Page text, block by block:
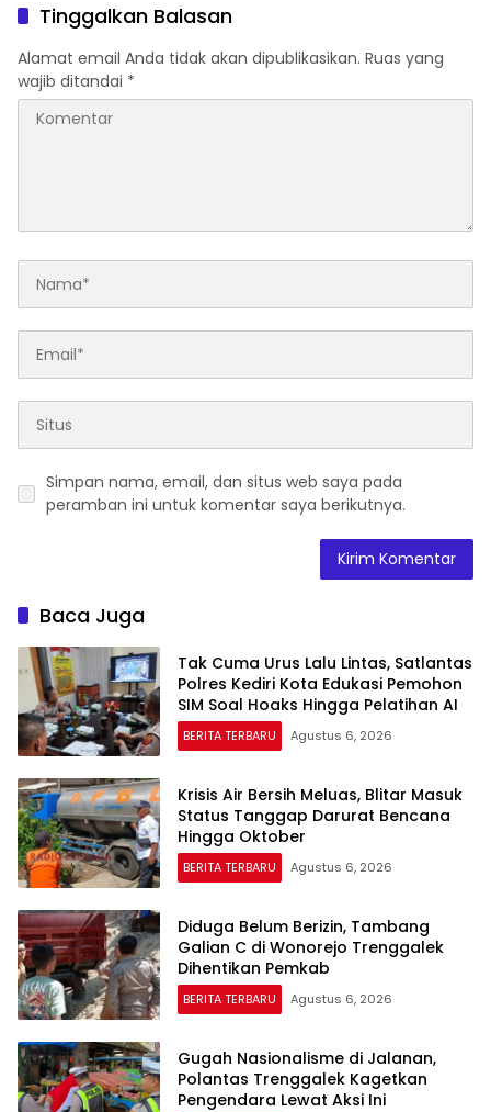
Tinggalkan Balasan
Alamat email Anda tidak akan dipublikasikan. Ruas yang
wajib ditandai *
Simpan nama, email, dan situs web saya pada
peramban ini untuk komentar saya berikutnya.
Baca Juga
Tak Cuma Urus Lalu Lintas, Satlantas
Polres Kediri Kota Edukasi Pemohon
SIM Soal Hoaks Hingga Pelatihan AI
BERITA TERBARU Agustus 6, 2026
Krisis Air Bersih Meluas, Blitar Masuk
Status Tanggap Darurat Bencana
Hingga Oktober
BERITA TERBARU Agustus 6, 2026
Diduga Belum Berizin, Tambang
Galian C di Wonorejo Trenggalek
Dihentikan Pemkab
BERITA TERBARU Agustus 6, 2026
Gugah Nasionalisme di Jalanan,
Polantas Trenggalek Kagetkan
Pengendara Lewat Aksi Ini